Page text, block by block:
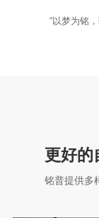
“以梦为铭
更好的
铭普提供多